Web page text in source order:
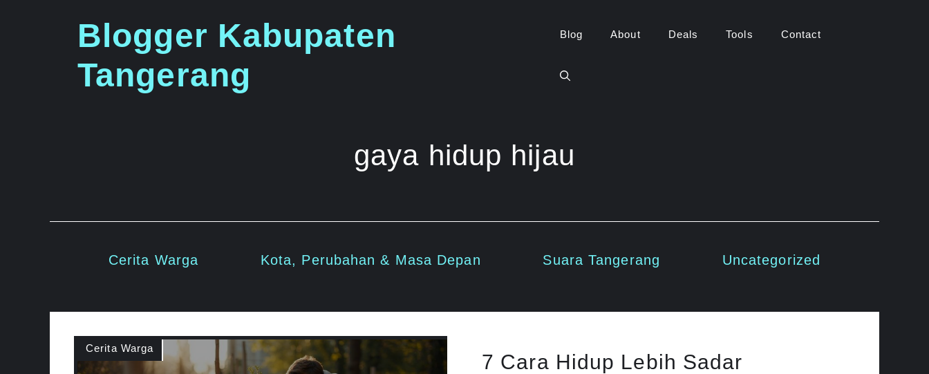
Blogger Kabupaten
Tangerang
Blog About Deals Tools Contact
gaya hidup hijau
Cerita Warga Kota, Perubahan & Masa Depan Suara Tangerang Uncategorized
Cerita Warga
7 Cara Hidup Lebih Sadar